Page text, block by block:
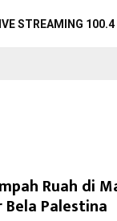
STREAMING 100.4
Ruah di
Palestina